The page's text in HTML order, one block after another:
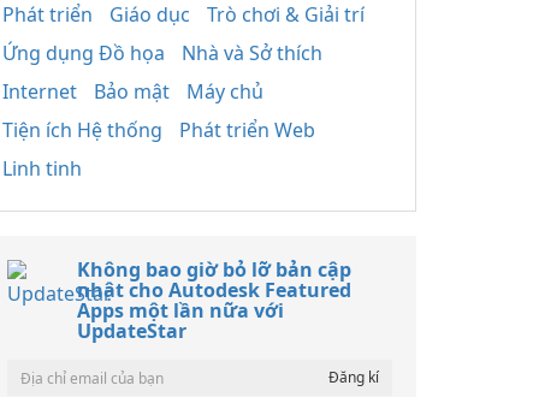
Phát triển
Giáo dục
Trò chơi & Giải trí
Ứng dụng Đồ họa
Nhà và Sở thích
Internet
Bảo mật
Máy chủ
Tiện ích Hệ thống
Phát triển Web
Linh tinh
Không bao giờ bỏ lỡ bản cập
nhật cho Autodesk Featured
Apps một lần nữa với
UpdateStar